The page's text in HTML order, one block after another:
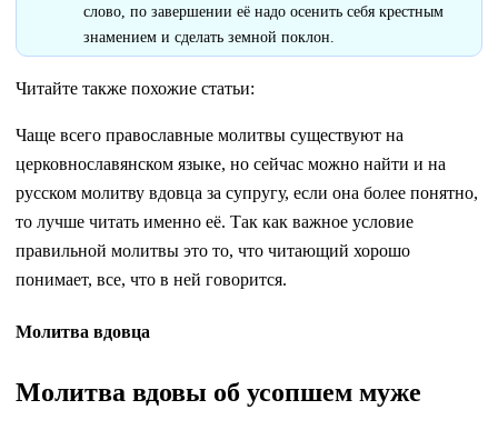
слово, по завершении её надо осенить себя крестным
знамением и сделать земной поклон.
Читайте также похожие статьи:
Чаще всего православные молитвы существуют на
церковнославянском языке, но сейчас можно найти и на
русском молитву вдовца за супругу, если она более понятно,
то лучше читать именно её. Так как важное условие
правильной молитвы это то, что читающий хорошо
понимает, все, что в ней говорится.
Молитва вдовца
Молитва вдовы об усопшем муже